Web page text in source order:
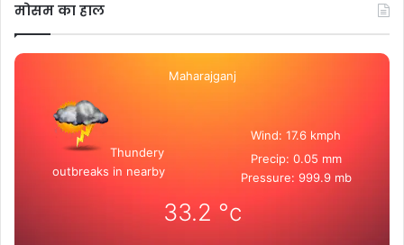
मोसम का हाल
Maharajganj
Thundery
outbreaks in nearby
Wind: 17.6 kmph
Precip: 0.05 mm
Pressure: 999.9 mb
33.2 °c